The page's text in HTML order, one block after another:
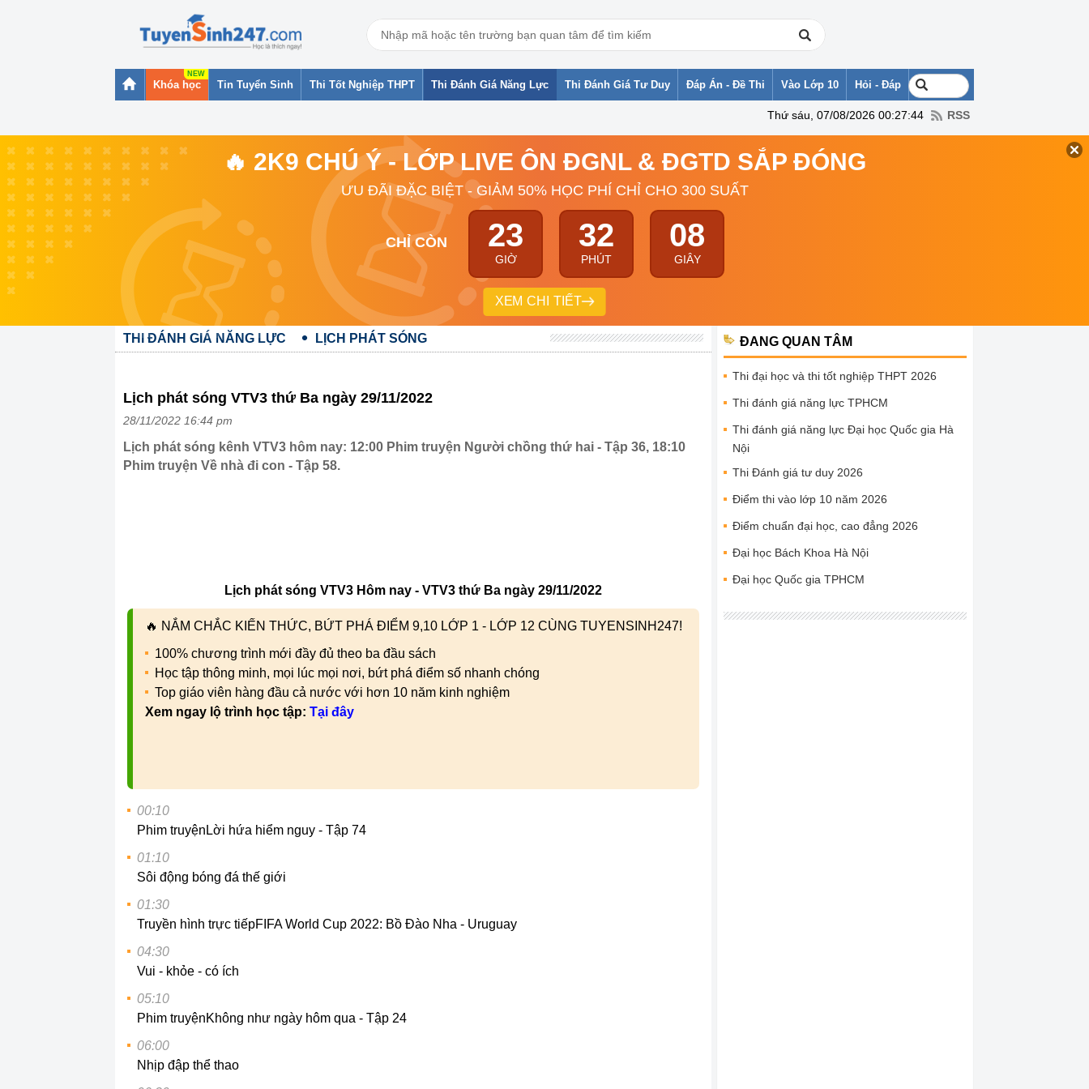
Khóa học Tin Tuyển Sinh Thi Tốt Nghiệp THPT Thi Đánh Giá Năng Lực Thi Đánh Giá Tư Duy Đáp Án - Đề Thi Vào Lớp 10 Hỏi - Đáp
Thứ sáu, 07/08/2026 00:27:44 RSS
🔥 2K9 CHÚ Ý - LỚP LIVE ÔN ĐGNL & ĐGTD SẮP ĐÓNG
ƯU ĐÃI ĐẶC BIỆT - GIẢM 50% HỌC PHÍ CHỈ CHO 300 SUẤT
CHỈ CÒN 23
GIỜ
32
PHÚT
07
GIÂY
XEM CHI TIẾT
THI ĐÁNH GIÁ NĂNG LỰC LỊCH PHÁT SÓNG
Lịch phát sóng VTV3 thứ Ba ngày 29/11/2022
28/11/2022 16:44 pm
Lịch phát sóng kênh VTV3 hôm nay: 12:00 Phim truyện Người chồng thứ hai - Tập 36, 18:10
Phim truyện Về nhà đi con - Tập 58.
Lịch phát sóng VTV3 Hôm nay - VTV3 thứ Ba ngày 29/11/2022
🔥 NẮM CHẮC KIẾN THỨC, BỨT PHÁ ĐIỂM 9,10 LỚP 1 - LỚP 12 CÙNG TUYENSINH247!
100% chương trình mới đầy đủ theo ba đầu sách
Học tập thông minh, mọi lúc mọi nơi, bứt phá điểm số nhanh chóng
Top giáo viên hàng đầu cả nước với hơn 10 năm kinh nghiệm
Xem ngay lộ trình học tập: Tại đây
00:10
Phim truyện Lời hứa hiểm nguy - Tập 74
01:10
Sôi động bóng đá thế giới
01:30
Truyền hình trực tiếpFIFA World Cup 2022: Bồ Đào Nha - Uruguay
04:30
Vui - khỏe - có ích
05:10
Phim truyệnKhông như ngày hôm qua - Tập 24
06:00
Nhịp đập thể thao
ĐANG QUAN TÂM
Thi đại học và thi tốt nghiệp THPT 2026
Thi đánh giá năng lực TPHCM
Thi đánh giá năng lực Đại học Quốc gia Hà
Nội
Thi Đánh giá tư duy 2026
Điểm thi vào lớp 10 năm 2026
Điểm chuẩn đại học, cao đẳng 2026
Đại học Bách Khoa Hà Nội
Đại học Quốc gia TPHCM